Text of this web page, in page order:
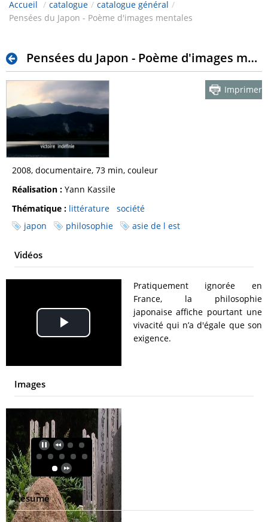
Accueil / catalogue / catalogue général /
Pensées du Japon - Poème d'images mentales
Pensées du Japon - Poème d'images mentales
Imprimer
2008, documentaire, 73 min, couleur
Réalisation : Yann Kassile
Thématique : littérature
société
japon
philosophie asie de l est
Vidéos
Play
Video
Pratiquement ignorée en
France, la philosophie
japonaise affiche pourtant une
vivacité qui n’a d'égale que son
exigence.
Images
Résumé